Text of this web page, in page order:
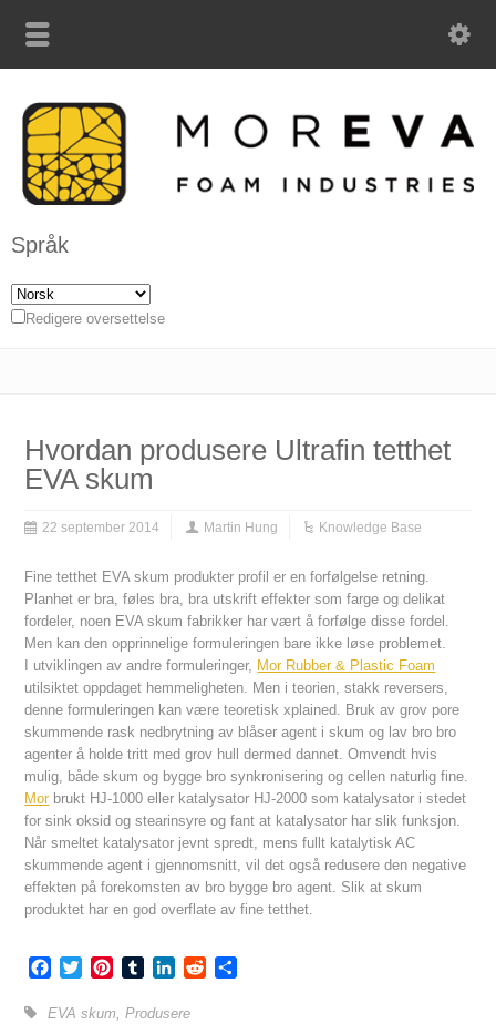
Språk
Redigere oversettelse
Hvordan produsere Ultrafin tetthet
EVA skum
22 september 2014 Martin Hung Knowledge Base
Fine tetthet EVA skum produkter profil er en forfølgelse retning.
Planhet er bra, føles bra, bra utskrift effekter som farge og delikat
fordeler, noen EVA skum fabrikker har vært å forfølge disse fordel.
Men kan den opprinnelige formuleringen bare ikke løse problemet.
I utviklingen av andre formuleringer, Mor Rubber & Plastic Foam
utilsiktet oppdaget hemmeligheten. Men i teorien, stakk reversers,
denne formuleringen kan være teoretisk xplained. Bruk av grov pore
skummende rask nedbrytning av blåser agent i skum og lav bro bro
agenter å holde tritt med grov hull dermed dannet. Omvendt hvis
mulig, både skum og bygge bro synkronisering og cellen naturlig fine.
Mor brukt HJ-1000 eller katalysator HJ-2000 som katalysator i stedet
for sink oksid og stearinsyre og fant at katalysator har slik funksjon.
Når smeltet katalysator jevnt spredt, mens fullt katalytisk AC
skummende agent i gjennomsnitt, vil det også redusere den negative
effekten på forekomsten av bro bygge bro agent. Slik at skum
produktet har en god overflate av fine tetthet.
Facebook
TwitterPinterestTumblrLinkedInReddit
EVA skum,Produsere